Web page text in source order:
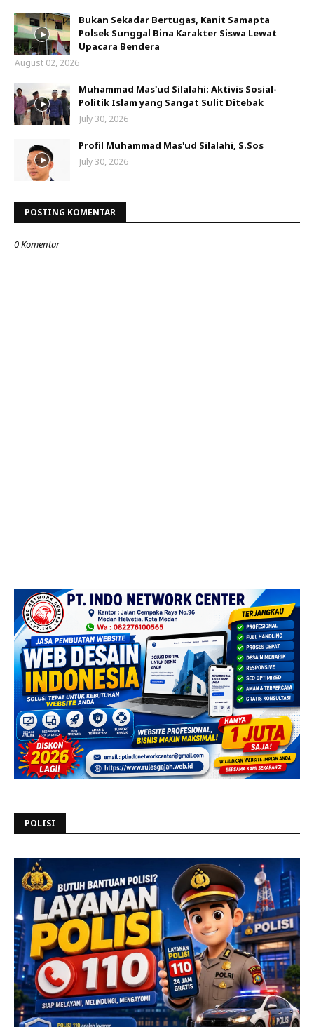
Bukan Sekadar Bertugas, Kanit Samapta
Polsek Sunggal Bina Karakter Siswa Lewat
Upacara Bendera
August 02, 2026
Muhammad Mas'ud Silalahi: Aktivis Sosial-
Politik Islam yang Sangat Sulit Ditebak
July 30, 2026
Profil Muhammad Mas'ud Silalahi, S.Sos
July 30, 2026
POSTING KOMENTAR
0 Komentar
POLISI